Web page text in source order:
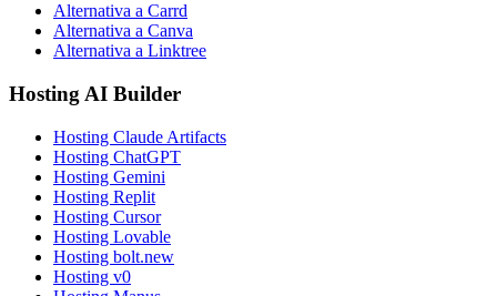
Alternativa a Carrd
Alternativa a Canva
Alternativa a Linktree
Hosting AI Builder
Hosting Claude Artifacts
Hosting ChatGPT
Hosting Gemini
Hosting Replit
Hosting Cursor
Hosting Lovable
Hosting bolt.new
Hosting v0